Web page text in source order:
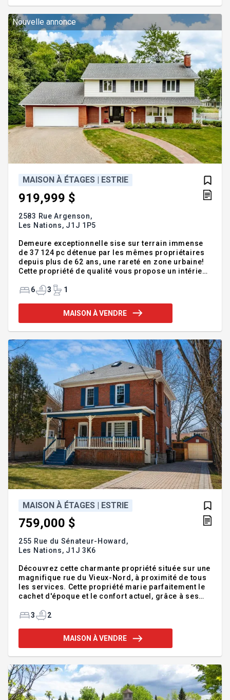
réunissant salon, salle à manger et cuisine dans un
espace ouv
Nouvelle annonce
MAISON À ÉTAGES | ESTRIE
919,999 $
2583 Rue Argenson,
Les Nations, J1J 1P5
Demeure exceptionnelle sise sur terrain immense
de 37 124 pc détenue par les mêmes propriétaires
depuis plus de 62 ans, une rareté en zone urbaine!
Cette propriété de qualité vous propose un intérieur
magnifique porte de bois, un foyer au salon. Elle
compte 6 chambres, dont 4 à l'étage, 3 s. de bain
complètes et une s. d'eau. Le sous-sol est
entièrement aménagé avec 2 chambres, une vaste
unique en offre pour tous les goûts : garage,
piscine creus
6 3 1
MAISON À VENDRE
MAISON À ÉTAGES | ESTRIE
759,000 $
255 Rue du Sénateur-Howard,
Les Nations, J1J 3K6
Découvrez cette charmante propriété située sur une
magnifique rue du Vieux-Nord, à proximité de tous
les services. Cette propriété marie parfaitement le
cachet d'époque et le confort actuel, grâce à ses
ses pièces lumineuses, ses planchers de bois et
agréable, une jolie cuisine rénovée ainsi que de
beaux espaces comprenant le salon et la salle à
l'extérieur, vous profiterez d'un superbe terrain
intime, ain
3 2
MAISON À VENDRE